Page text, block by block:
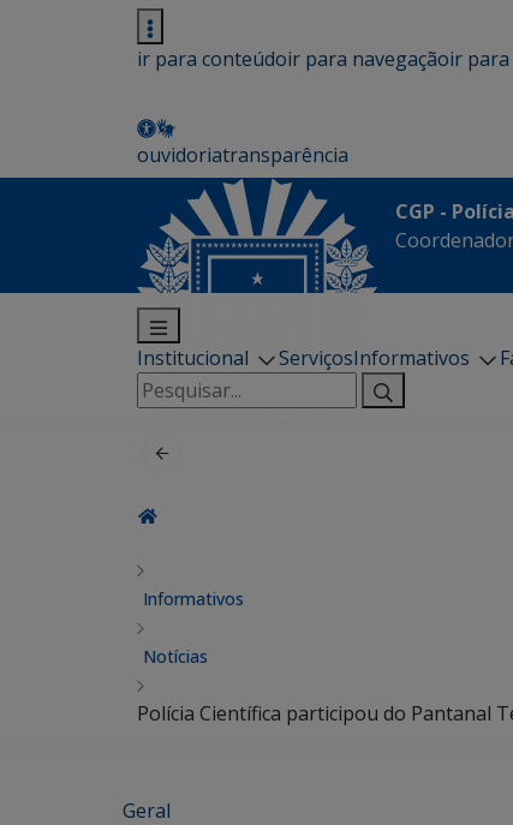
ir para conteúdoir para navegaçãoir para
ouvidoriatransparência
CGP -
Institucional ServiçosInformativos
Pesquisar
por:
Informativos
Notícias
Polícia Científica participou do Pantanal
Geral